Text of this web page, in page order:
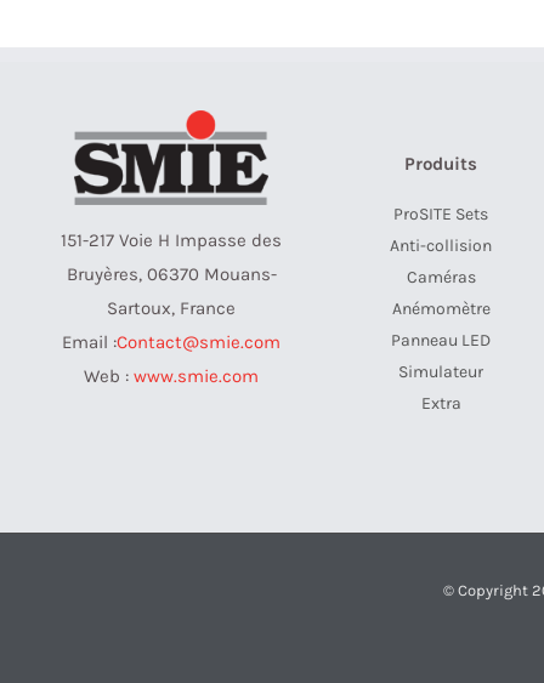
151-217 Voie H Impasse des
Bruyères, 06370 Mouans-
Sartoux, France
Email :Contact@smie.com
Web : www.smie.com
Produits
ProSITE Sets
Anti-collision
Caméras
Anémomètre
Panneau LED
Simulateur
Extra
© Copyright